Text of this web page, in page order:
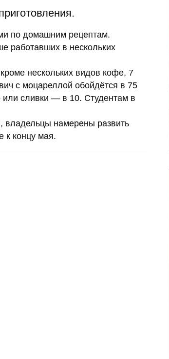
по домашним рецептам.
работавших в нескольких
нескольких видов кофе, 7
с моцареллой обойдётся в 75
сливки — в 10. Студентам в
владельцы намерены развить
к концу мая.